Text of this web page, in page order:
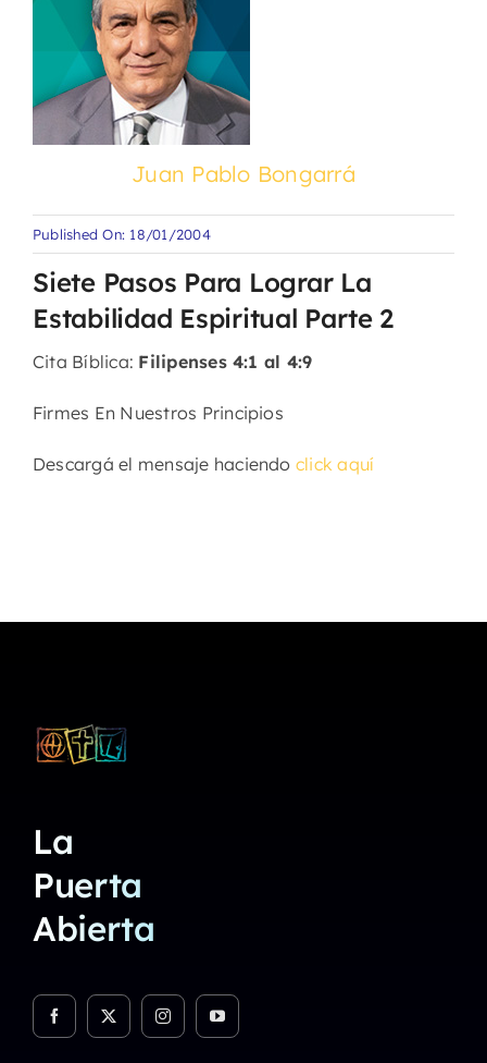
Juan Pablo Bongarrá
Published On: 18/01/2004
Siete Pasos Para Lograr La
Estabilidad Espiritual Parte 2
Cita Bíblica: Filipenses 4:1 al 4:9
Firmes En Nuestros Principios
Descargá el mensaje haciendo click aquí
La
Puerta
Abierta